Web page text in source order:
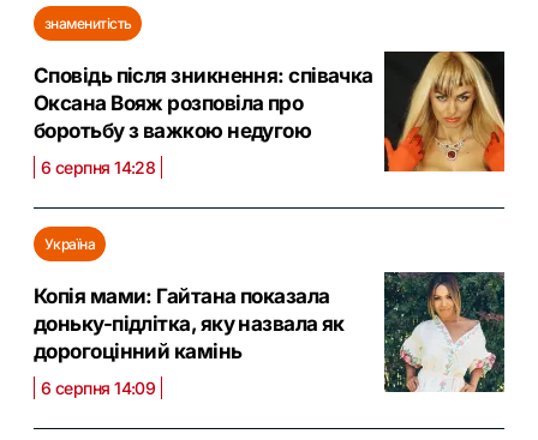
знаменитість
Сповідь після зникнення: співачка
Оксана Вояж розповіла про
боротьбу з важкою недугою
6 серпня 14:28
Україна
Копія мами: Гайтана показала
доньку-підлітка, яку назвала як
дорогоцінний камінь
6 серпня 14:09